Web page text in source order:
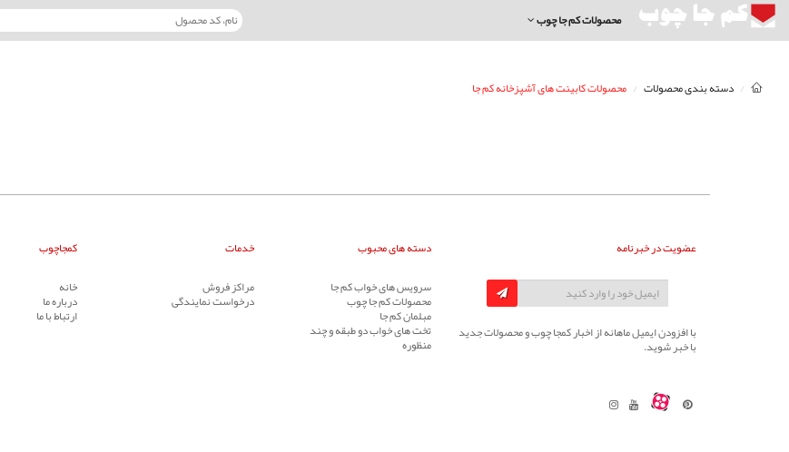
محصولات کم جا چوب
دسته بندی محصولات محصولات کابینت های آشپزخانه کم جا
عضویت در خبرنامه
با افزودن ایمیل ماهانه از اخبار کمجا چوب و محصولات جدید
با خبر شوید.
دسته های محبوب
سرویس های خواب کم جا
محصولات کم جا چوب
مبلمان کم جا
تخت های خواب دو طبقه و چند
منظوره
خدمات
مراکز فروش
درخواست نمایندگی
کمجاچوب
خانه
درباره ما
ارتباط با ما